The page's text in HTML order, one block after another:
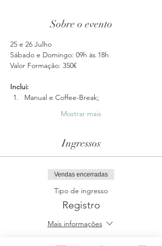
Sobre o evento
25 e 26 Julho
Sábado e Domingo: 09h às 18h
Valor Formação: 350€
Inclui:
Manual e Coffee-Break;
Mostrar mais
Ingressos
Vendas encerradas
Tipo de ingresso
Registro
Mais informações